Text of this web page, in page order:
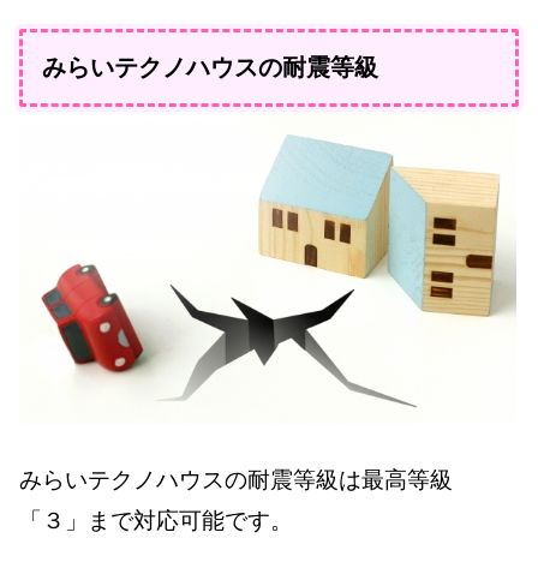
みらいテクノハウスの耐震等級
みらいテクノハウスの耐震等級は最高等級
「３」まで対応可能です。